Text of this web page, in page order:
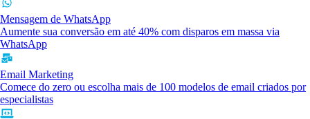
Mensagem de WhatsApp
Aumente sua conversão em até 40% com disparos em massa via
WhatsApp
Email Marketing
Comece do zero ou escolha mais de 100 modelos de email criados por
especialistas